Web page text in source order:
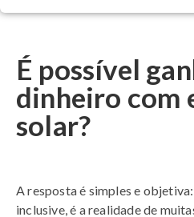
É possível
dinheiro com
solar?
A resposta é simples e
inclusive, é a realidade de